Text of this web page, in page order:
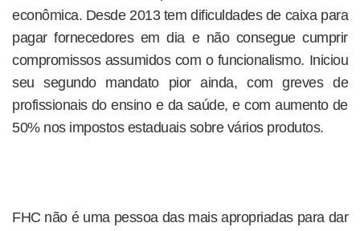
econômica. Desde 2013 tem dificuldades de caixa para
pagar fornecedores em dia e não consegue cumprir
compromissos assumidos com o funcionalismo. Iniciou
seu segundo mandato pior ainda, com greves de
profissionais do ensino e da saúde, e com aumento de
50% nos impostos estaduais sobre vários produtos.
FHC não é uma pessoa das mais apropriadas para dar